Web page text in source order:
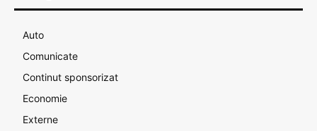
Auto
Comunicate
Continut sponsorizat
Economie
Externe